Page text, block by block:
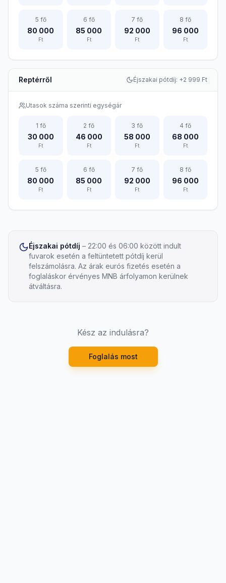
5 fő
80 000
Ft
6 fő
85 000
Ft
7 fő
92 000
Ft
8 fő
96 000
Ft
Reptérről Éjszakai pótdíj: +2 999 Ft
Utasok száma szerinti egységár
1 fő
30 000
Ft
2 fő
46 000
Ft
3 fő
58 000
Ft
4 fő
68 000
Ft
5 fő
80 000
Ft
6 fő
85 000
Ft
7 fő
92 000
Ft
8 fő
96 000
Ft
Éjszakai pótdíj – 22:00 és 06:00 között indult
fuvarok esetén a feltüntetett pótdíj kerül
felszámolásra. Az árak eurós fizetés esetén a
foglaláskor érvényes MNB árfolyamon kerülnek
átváltásra.
Kész az indulásra?
Foglalás most